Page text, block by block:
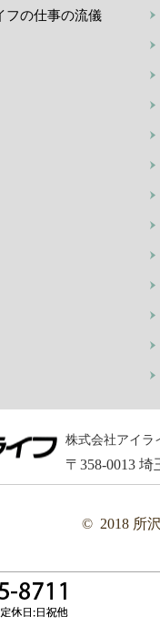
フの仕事の流儀
株式会社アイラ
〒358-0013 埼
© 2018 所